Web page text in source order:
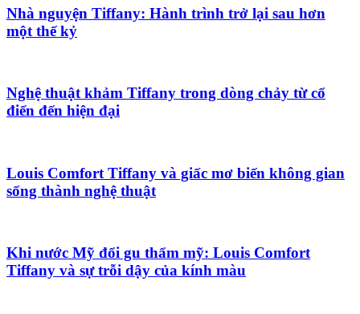
Nhà nguyện Tiffany: Hành trình trở lại sau hơn
một thế kỷ
Nghệ thuật khảm Tiffany trong dòng chảy từ cổ
điển đến hiện đại
Louis Comfort Tiffany và giấc mơ biến không gian
sống thành nghệ thuật
Khi nước Mỹ đổi gu thẩm mỹ: Louis Comfort
Tiffany và sự trỗi dậy của kính màu